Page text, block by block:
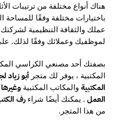
هناك أنواع مختلفة من ترتيبات
باختيارات مختلفة وفقًا
عملك والثقافة التنظيمية
لموظفيك وعملائك وفقًا لذلك.
بصفتك أحد مصنعي الكراسي
المكتبية ، يوفر لك متجر أبو زياد
المكتبية والمكاتب المكتبية وغيرها
العمل . يمكنك أيضًا شراء رف
من هذا المتجر.